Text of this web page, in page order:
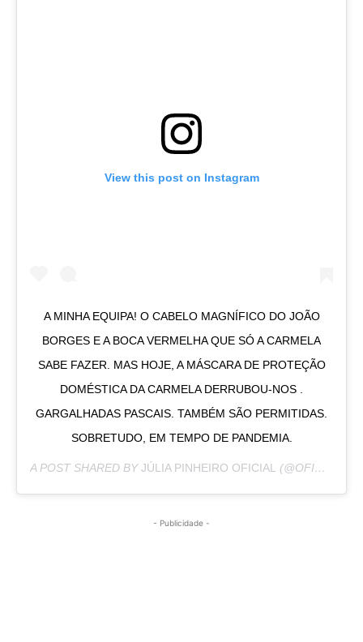
View this post on Instagram
A MINHA EQUIPA! O CABELO MAGNÍFICO DO JOÃO
BORGES E A BOCA VERMELHA QUE SÓ A CARMELA
SABE FAZER. MAS HOJE, A MÁSCARA DE PROTEÇÃO
DOMÉSTICA DA CARMELA DERRUBOU-NOS .
GARGALHADAS PASCAIS. TAMBÉM SÃO PERMITIDAS.
SOBRETUDO, EM TEMPO DE PANDEMIA.
A POST SHARED BYJÚLIA PINHEIRO OFICIAL (@OFICIALJULIAPINHEIRO) ON
- Publicidade -